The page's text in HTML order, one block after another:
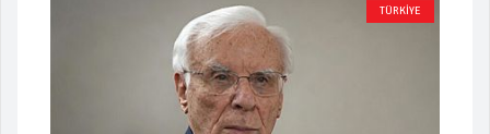
TÜRKİYE